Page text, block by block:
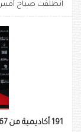
انطلقت صباح أمس